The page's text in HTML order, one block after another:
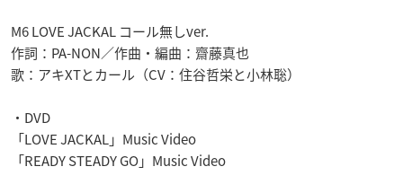
M6 LOVE JACKAL コール無しver.
作詞：PA-NON／作曲・編曲：齋藤真也
歌：アキXTとカール（CV：住谷哲栄と小林聡）
・DVD
「LOVE JACKAL」Music Video
「READY STEADY GO」Music Video